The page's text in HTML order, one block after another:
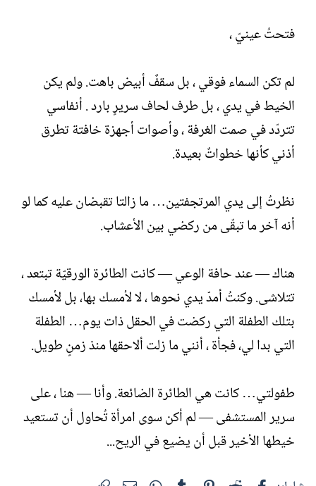
فتحتُ عينيّ ،
لم تكن السماء فوقي ، بل سقفٌ أبيض باهت. ولم يكن
الخيط في يدي ، بل طرف لحاف سريرٍ بارد . أنفاسي
تتردّد في صمت الغرفة ، وأصوات أجهزة خافتة تطرق
أذني كأنها خطواتٌ بعيدة.
نظرتُ إلى يدي المرتجفتين… ما زالتا تقبضان عليه كما لو
أنه آخر ما تبقّى من ركضي بين الأعشاب.
هناك — عند حافة الوعي — كانت الطائرة الورقيّة تبتعد ،
تتلاشى. وكنتُ أمدّ يدي نحوها ، لا لأمسك بها، بل لأمسك
بتلك الطفلة التي ركضت في الحقل ذات يوم… الطفلة
التي بدا لي، فجأة ، أنني ما زلت ألاحقها منذ زمنٍ طويل.
طفولتي… كانت هي الطائرة الضائعة. وأنا — هنا ، على
سرير المستشفى — لم أكن سوى امرأة تُحاول أن تستعيد
خيطها الأخير قبل أن يضيع في الريح...